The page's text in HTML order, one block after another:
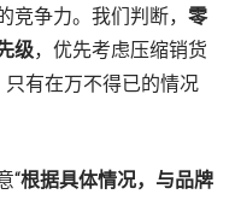
竞争力。我们判断， 零
级，优先考虑压缩销货
只有在万不得已的情况
“根据具体情况，与品牌